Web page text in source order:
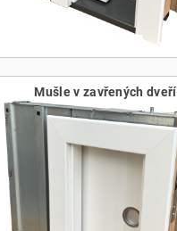
Mušle v zavřených dveří